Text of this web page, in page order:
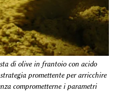
di olive in frantoio con acido
promettente per arricchire
comprometterne i parametri